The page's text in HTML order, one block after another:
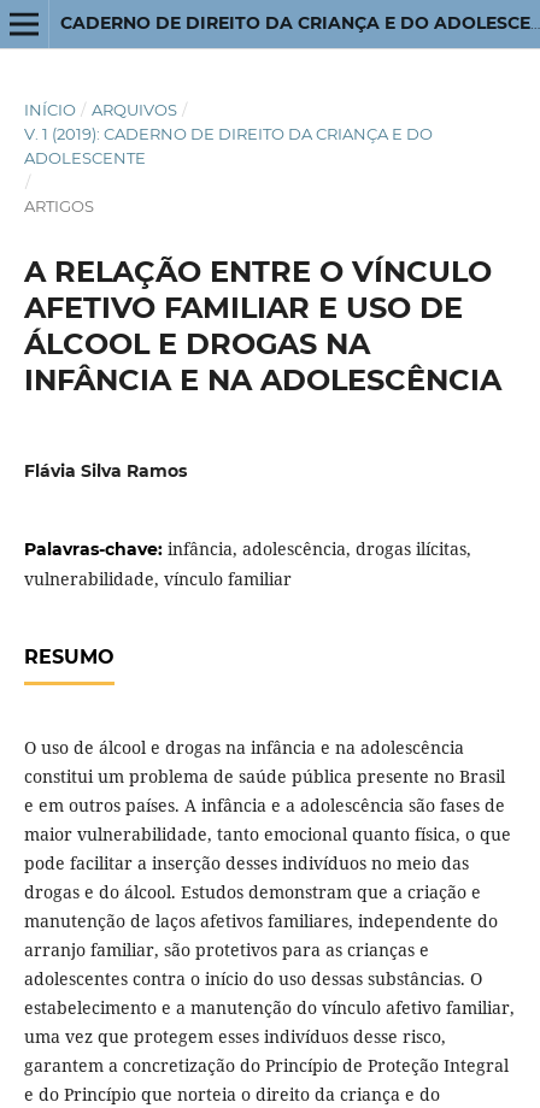
CADERNO DE DIREITO DA CRIANÇA E DO ADOLESCENTE
INÍCIO / ARQUIVOS /
V. 1 (2019): CADERNO DE DIREITO DA CRIANÇA E DO
ADOLESCENTE
/
ARTIGOS
A RELAÇÃO ENTRE O VÍNCULO
AFETIVO FAMILIAR E USO DE
ÁLCOOL E DROGAS NA
INFÂNCIA E NA ADOLESCÊNCIA
Flávia Silva Ramos
Palavras-chave: infância, adolescência, drogas ilícitas,
vulnerabilidade, vínculo familiar
RESUMO
O uso de álcool e drogas na infância e na adolescência
constitui um problema de saúde pública presente no Brasil
e em outros países. A infância e a adolescência são fases de
maior vulnerabilidade, tanto emocional quanto física, o que
pode facilitar a inserção desses indivíduos no meio das
drogas e do álcool. Estudos demonstram que a criação e
manutenção de laços afetivos familiares, independente do
arranjo familiar, são protetivos para as crianças e
adolescentes contra o início do uso dessas substâncias. O
estabelecimento e a manutenção do vínculo afetivo familiar,
uma vez que protegem esses indivíduos desse risco,
garantem a concretização do Princípio de Proteção Integral
e do Princípio que norteia o direito da criança e do